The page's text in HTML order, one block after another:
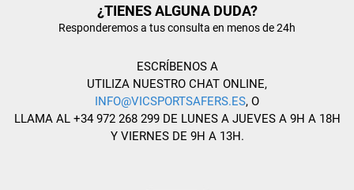
¿TIENES ALGUNA DUDA?
Responderemos a tus consulta en menos de 24h
ESCRÍBENOS A
UTILIZA NUESTRO CHAT ONLINE,
INFO@VICSPORTSAFERS.ES, O
LLAMA AL +34 972 268 299 DE LUNES A JUEVES A 9H A 18H
Y VIERNES DE 9H A 13H.